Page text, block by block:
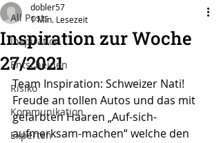
All Posts
Inspiration
Entscheiden
Risiko
Kommunikation
Experten
Inspiration zur Woche
27/2021
dobler57
1 Min. Lesezeit
Team Inspiration: Schweizer Nati!
Freude an tollen Autos und das mit
gefärbten Haaren „Auf-sich-
aufmerksam-machen“ welche den